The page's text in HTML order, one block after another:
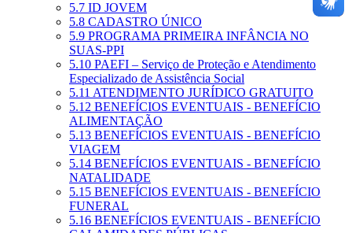
5.7 ID JOVEM
5.8 CADASTRO ÚNICO
5.9 PROGRAMA PRIMEIRA INFÂNCIA NO
SUAS-PPI
5.10 PAEFI – Serviço de Proteção e Atendimento
Especializado de Assistência Social
5.11 ATENDIMENTO JURÍDICO GRATUITO
5.12 BENEFÍCIOS EVENTUAIS - BENEFÍCIO
ALIMENTAÇÃO
5.13 BENEFÍCIOS EVENTUAIS - BENEFÍCIO
VIAGEM
5.14 BENEFÍCIOS EVENTUAIS - BENEFÍCIO
NATALIDADE
5.15 BENEFÍCIOS EVENTUAIS - BENEFÍCIO
FUNERAL
5.16 BENEFÍCIOS EVENTUAIS - BENEFÍCIO